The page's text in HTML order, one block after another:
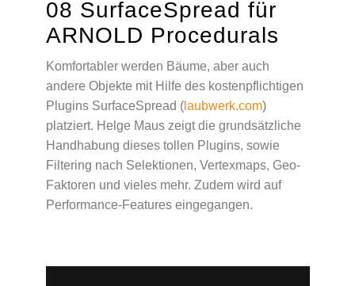
08 SurfaceSpread für
ARNOLD Procedurals
Komfortabler werden Bäume, aber auch
andere Objekte mit Hilfe des kostenpflichtigen
Plugins SurfaceSpread (laubwerk.com)
platziert. Helge Maus zeigt die grundsätzliche
Handhabung dieses tollen Plugins, sowie
Filtering nach Selektionen, Vertexmaps, Geo-
Faktoren und vieles mehr. Zudem wird auf
Performance-Features eingegangen.